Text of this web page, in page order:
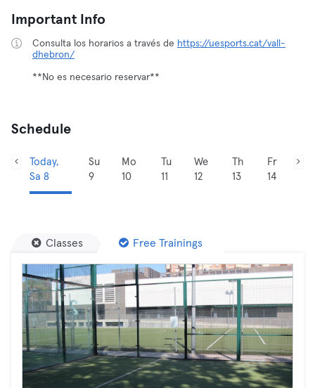
Important Info
Consulta los horarios a través de https://uesports.cat/vall-
dhebron/
**No es necesario reservar**
Schedule
Today,
Sa 8
Su
9
Mo
10
Tu
11
We
12
Th
13
Fr
14
Classes Free Trainings